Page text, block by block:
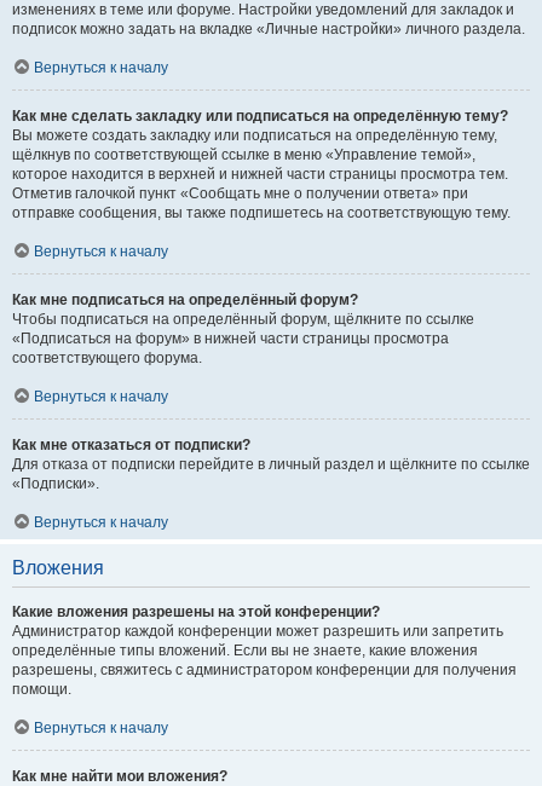
изменениях в теме или форуме. Настройки уведомлений для закладок и
подписок можно задать на вкладке «Личные настройки» личного раздела.
Вернуться к началу
Как мне сделать закладку или подписаться на определённую тему?
Вы можете создать закладку или подписаться на определённую тему,
щёлкнув по соответствующей ссылке в меню «Управление темой»,
которое находится в верхней и нижней части страницы просмотра тем.
Отметив галочкой пункт «Сообщать мне о получении ответа» при
отправке сообщения, вы также подпишетесь на соответствующую тему.
Вернуться к началу
Как мне подписаться на определённый форум?
Чтобы подписаться на определённый форум, щёлкните по ссылке
«Подписаться на форум» в нижней части страницы просмотра
соответствующего форума.
Вернуться к началу
Как мне отказаться от подписки?
Для отказа от подписки перейдите в личный раздел и щёлкните по ссылке
«Подписки».
Вернуться к началу
Вложения
Какие вложения разрешены на этой конференции?
Администратор каждой конференции может разрешить или запретить
определённые типы вложений. Если вы не знаете, какие вложения
разрешены, свяжитесь с администратором конференции для получения
помощи.
Вернуться к началу
Как мне найти мои вложения?